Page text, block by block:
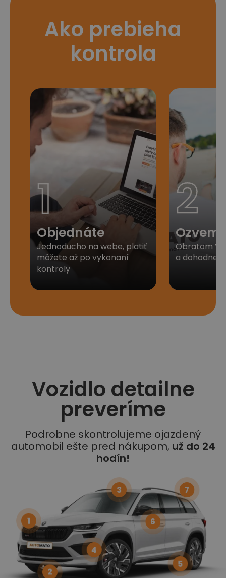
Ako prebieha
kontrola
1
Objednáte
Jednoducho na webe, platiť
môžete až po vykonaní
kontroly
2
Obratom
a
Vozidlo detailne
preveríme
Podrobne skontrolujeme ojazdený
automobil ešte pred nákupom, už do 24
hodín!
1
2
3
4
5
6
7